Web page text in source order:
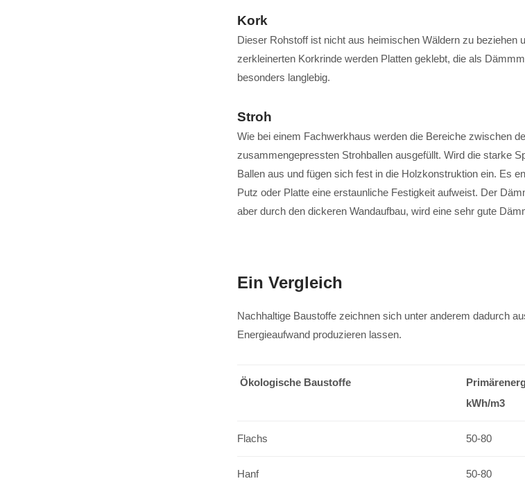
Kork
Dieser Rohstoff ist nicht aus heimischen Wäldern zu beziehen
zerkleinerten Korkrinde werden Platten geklebt, die als
besonders langlebig.
Stroh
Wie bei einem Fachwerkhaus werden die Bereiche zwischen
zusammengepressten Strohballen ausgefüllt. Wird die starke
Ballen aus und fügen sich fest in die Holzkonstruktion ein. Es
Putz oder Platte eine erstaunliche Festigkeit aufweist. Der
aber durch den dickeren Wandaufbau, wird eine sehr gute
Ein Vergleich
Nachhaltige Baustoffe zeichnen sich unter anderem dadurch
Energieaufwand produzieren lassen.
Ökologische Baustoffe
kWh/m3
Flachs 50-80
Hanf 50-80